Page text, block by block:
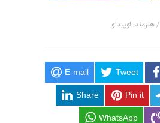
/ هنرمند: لوپیداو
E-mail Tweet
Share Pin it
WhatsApp